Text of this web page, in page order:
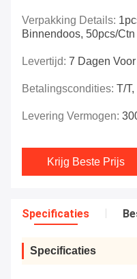
Verpakking Details:
Binnendoos, 50pcs/ctn
Levertijd: 7 Dagen
Betalingscondities: T/T,
Levering Vermogen:
Krijg Beste Prijs
Specificaties
Specificaties